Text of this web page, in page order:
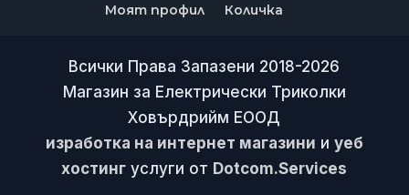
Моят профил
Количка
Всички Права Запазени 2018-2026
Магазин за Електрически Триколки
Ховърдрийм ЕООД
изработка на интернет магазини и уеб
хостинг услуги от Dotcom.Services